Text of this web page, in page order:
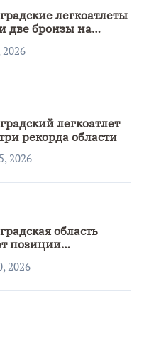
легкоатлеты
две бронзы на
России
легкоатлет
рекорда области
2026
область
позиции
региона
2026